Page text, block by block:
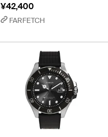
¥42,400
FARFETCH